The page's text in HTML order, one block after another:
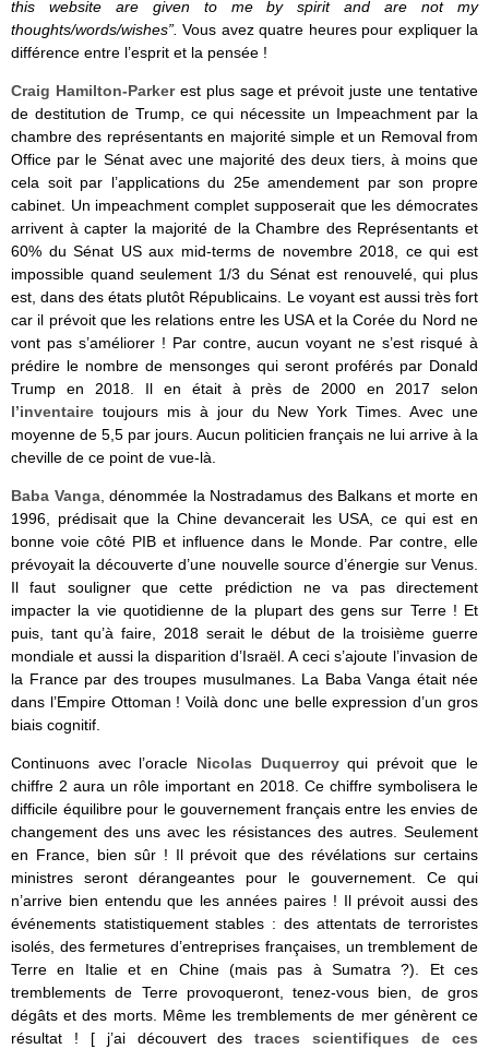
this website are given to me by spirit and are not my
thoughts/words/wishes”.Vous avez quatre heures pour expliquer la
différence entre l’esprit et la pensée !
Craig Hamilton-Parkerest plus sage et prévoit juste une tentative
de destitution de Trump, ce qui nécessite un Impeachment par la
chambre des représentants en majorité simple et un Removal from
Office par le Sénat avec une majorité des deux tiers, à moins que
cela soit par l’applications du 25e amendement par son propre
cabinet. Un impeachment complet supposerait que les démocrates
arrivent à capter la majorité de la Chambre des Représentants et
60% du Sénat US aux mid-terms de novembre 2018, ce qui est
impossible quand seulement 1/3 du Sénat est renouvelé, qui plus
est, dans des états plutôt Républicains. Le voyant est aussi très fort
car il prévoit que les relations entre les USA et la Corée du Nord ne
vont pas s’améliorer ! Par contre, aucun voyant ne s’est risqué à
prédire le nombre de mensonges qui seront proférés par Donald
Trump en 2018. Il en était à près de 2000 en 2017 selon
l’inventaire toujours mis à jour du New York Times. Avec une
moyenne de 5,5 par jours. Aucun politicien français ne lui arrive à la
cheville de ce point de vue-là.
Baba Vanga, dénommée la Nostradamus des Balkans et morte en
1996, prédisait que la Chine devancerait les USA, ce qui est en
bonne voie côté PIB et influence dans le Monde. Par contre, elle
prévoyait la découverte d’une nouvelle source d’énergie sur Venus.
Il faut souligner que cette prédiction ne va pas directement
impacter la vie quotidienne de la plupart des gens sur Terre ! Et
puis, tant qu’à faire, 2018 serait le début de la troisième guerre
mondiale et aussi la disparition d’Israël. A ceci s’ajoute l’invasion de
la France par des troupes musulmanes. La Baba Vanga était née
dans l’Empire Ottoman ! Voilà donc une belle expression d’un gros
biais cognitif.
Continuons avec l’oracle Nicolas Duquerroyqui prévoit que le
chiffre 2 aura un rôle important en 2018. Ce chiffre symbolisera le
difficile équilibre pour le gouvernement français entre les envies de
changement des uns avec les résistances des autres. Seulement
en France, bien sûr ! Il prévoit que des révélations sur certains
ministres seront dérangeantes pour le gouvernement. Ce qui
n’arrive bien entendu que les années paires ! Il prévoit aussi des
événements statistiquement stables : des attentats de terroristes
isolés, des fermetures d’entreprises françaises, un tremblement de
Terre en Italie et en Chine (mais pas à Sumatra ?). Et ces
tremblements de Terre provoqueront, tenez-vous bien, de gros
dégâts et des morts. Même les tremblements de mer génèrent ce
résultat ! [ j’ai découvert destraces scientifiques de ces